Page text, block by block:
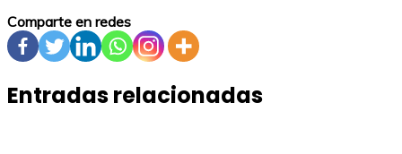
Comparte en redes
Entradas relacionadas